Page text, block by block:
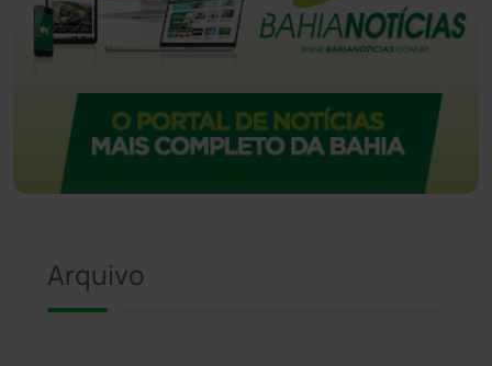
Arquivo